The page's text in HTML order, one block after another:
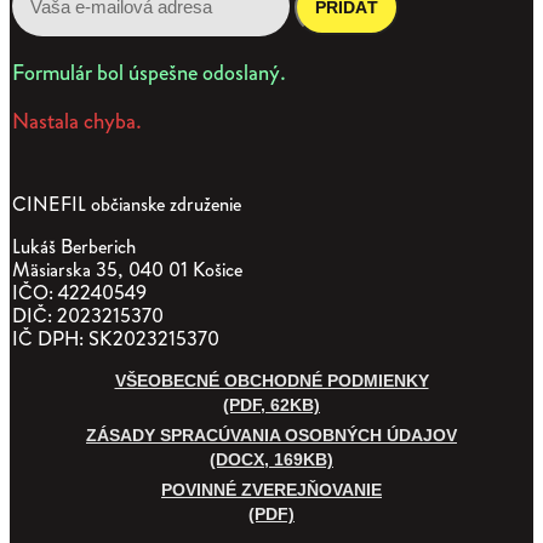
PRIDAŤ
Formulár bol úspešne odoslaný.
Nastala chyba.
CINEFIL občianske združenie
Lukáš Berberich
Mäsiarska 35, 040 01 Košice
IČO: 42240549
DIČ: 2023215370
IČ DPH: SK2023215370
VŠEOBECNÉ OBCHODNÉ PODMIENKY
(PDF, 62KB)
ZÁSADY SPRACÚVANIA OSOBNÝCH ÚDAJOV
(DOCX, 169KB)
POVINNÉ ZVEREJŇOVANIE
(PDF)